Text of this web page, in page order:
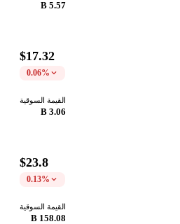
5.57 B
$17.32
0.06%
القيمة السوقية
3.06 B
$23.8
0.13%
القيمة السوقية
158.08 B